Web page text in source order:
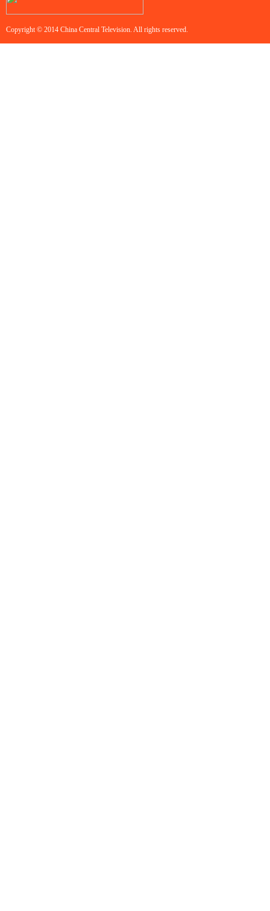
Copyright © 2014 China Central Television. All rights reserved.